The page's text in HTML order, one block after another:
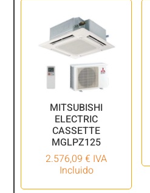
MITSUBISHI
ELECTRIC
CASSETTE
MGLPZ125
2.576,09€ IVA
Incluido